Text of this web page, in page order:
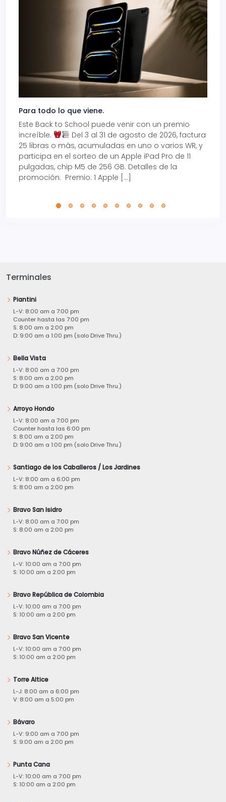
Para todo lo que viene.
Este Back to School puede venir con un premio
increíble.
Del 3 al 31 de agosto de 2026, factura
25 libras o más, acumuladas en uno o varios WR, y
participa en el sorteo de un Apple iPad Pro de 11
pulgadas, chip M5 de 256 GB. Detalles de la
promoción: Premio: 1 Apple […]
Terminales
Piantini
L-V: 8:00 am a 7:00 pm
Counter hasta las 7:00 pm
S: 8:00 am a 2:00 pm
D: 9:00 am a 1:00 pm (solo Drive Thru.)
Bella Vista
L-V: 8:00 am a 7:00 pm
S: 8:00 am a 2:00 pm
D: 9:00 am a 1:00 pm (solo Drive Thru.)
Arroyo Hondo
L-V: 8:00 am a 7:00 pm
Counter hasta las 6:00 pm
S: 8:00 am a 2:00 pm
D: 9:00 am a 1:00 pm (solo Drive Thru.)
Santiago de los Caballeros / Los Jardines
L-V: 8:00 am a 6:00 pm
S: 8:00 am a 2:00 pm
Bravo San Isidro
L-V: 8:00 am a 7:00 pm
S: 8:00 am a 2:00 pm
Bravo Núñez de Cáceres
L-V: 10:00 am a 7:00 pm
S: 10:00 am a 2:00 pm
Bravo República de Colombia
L-V: 10:00 am a 7:00 pm
S: 10:00 am a 2:00 pm
Bravo San Vicente
L-V: 10:00 am a 7:00 pm
S: 10:00 am a 2:00 pm
Torre Altice
L-J: 8:00 am a 6:00 pm
V: 8:00 am a 5:00 pm
Bávaro
L-V: 9:00 am a 7:00 pm
S: 9:00 am a 2:00 pm
Punta Cana
L-V: 10:00 am a 7:00 pm
S: 10:00 am a 2:00 pm